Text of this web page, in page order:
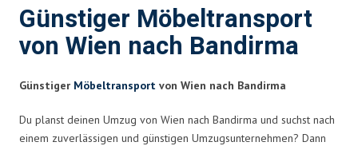
Günstiger Möbeltransport
von Wien nach Bandirma
Günstiger Möbeltransport von Wien nach Bandirma
Du planst deinen Umzug von Wien nach Bandirma und suchst nach
einem zuverlässigen und günstigen Umzugsunternehmen? Dann